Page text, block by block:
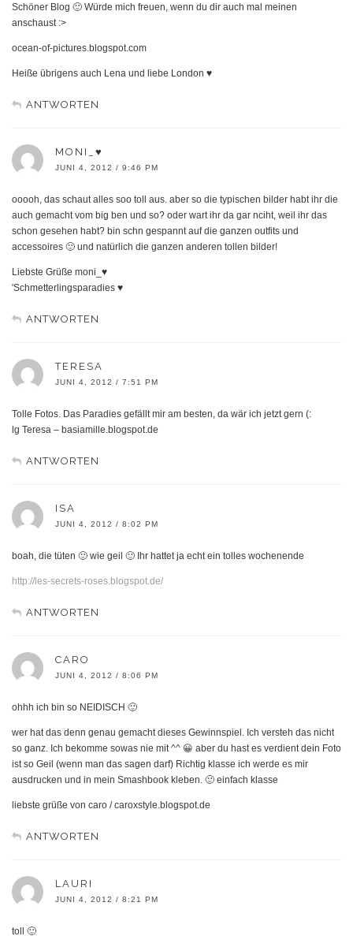
Schöner Blog 🙂 Würde mich freuen, wenn du dir auch mal meinen
anschaust :>
ocean-of-pictures.blogspot.com
Heiße übrigens auch Lena und liebe London ♥
ANTWORTEN
MONI_♥
JUNI 4, 2012 / 9:46 PM
ooooh, das schaut alles soo toll aus. aber so die typischen bilder habt ihr die
auch gemacht vom big ben und so? oder wart ihr da gar nciht, weil ihr das
schon gesehen habt? bin schn gespannt auf die ganzen outfits und
accessoires 🙂 und natürlich die ganzen anderen tollen bilder!
Liebste Grüße moni_♥
'Schmetterlingsparadies ♥
ANTWORTEN
TERESA
JUNI 4, 2012 / 7:51 PM
Tolle Fotos. Das Paradies gefällt mir am besten, da wär ich jetzt gern (:
lg Teresa – basiamille.blogspot.de
ANTWORTEN
ISA
JUNI 4, 2012 / 8:02 PM
boah, die tüten 🙂 wie geil 🙂 Ihr hattet ja echt ein tolles wochenende
http://les-secrets-roses.blogspot.de/
ANTWORTEN
CARO
JUNI 4, 2012 / 8:06 PM
ohhh ich bin so NEIDISCH 🙂
wer hat das denn genau gemacht dieses Gewinnspiel. Ich versteh das nicht
so ganz. Ich bekomme sowas nie mit ^^ 😀 aber du hast es verdient dein Foto
ist so Geil (wenn man das sagen darf) Richtig klasse ich werde es mir
ausdrucken und in mein Smashbook kleben. 🙂 einfach klasse
liebste grüße von caro / caroxstyle.blogspot.de
ANTWORTEN
LAURI
JUNI 4, 2012 / 8:21 PM
toll 🙂